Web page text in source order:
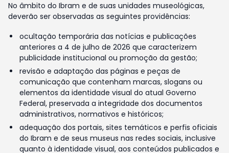
No âmbito do Ibram e de suas unidades museológicas,
deverão ser observadas as seguintes providências:
ocultação temporária das notícias e publicações
anteriores a 4 de julho de 2026 que caracterizem
publicidade institucional ou promoção da gestão;
revisão e adaptação das páginas e peças de
comunicação que contenham marcas, slogans ou
elementos da identidade visual do atual Governo
Federal, preservada a integridade dos documentos
administrativos, normativos e históricos;
adequação dos portais, sites temáticos e perfis oficiais
do Ibram e de seus museus nas redes sociais, inclusive
quanto à identidade visual, aos conteúdos publicados e